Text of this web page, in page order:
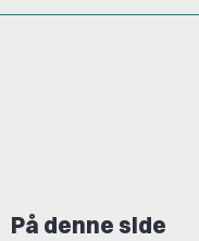
På denne side